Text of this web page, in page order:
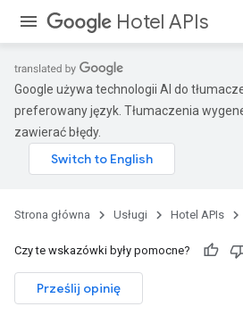
Hotel APIs
Google używa technologii AI do
preferowany język. Tłumaczenia
zawierać błędy.
Strona główna Usługi Hotel APIs
Czy te wskazówki były pomocne?
Prześlij opinię